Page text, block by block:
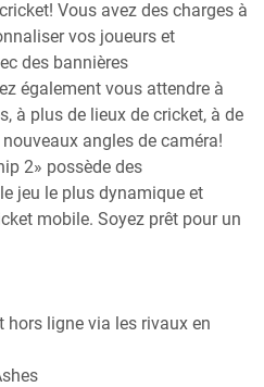
Vous avez des charges à
vos joueurs et
des bannières
également vous attendre à
à plus de lieux de cricket, à de
angles de caméra!
2» possède des
jeu le plus dynamique et
mobile. Soyez prêt pour un
hors ligne via les rivaux en